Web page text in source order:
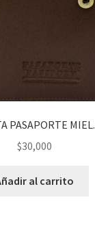
PASAPORTE MIEL.
$30,000
al carrito